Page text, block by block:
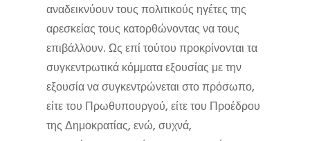
αναδεικνύουν τους πολιτικούς ηγέτες της
αρεσκείας τους κατορθώνοντας να τους
επιβάλλουν. Ως επί τούτου προκρίνονται τα
συγκεντρωτικά κόμματα εξουσίας με την
εξουσία να συγκεντρώνεται στο πρόσωπο,
είτε του Πρωθυπουργού, είτε του Προέδρου
της Δημοκρατίας, ενώ, συχνά,